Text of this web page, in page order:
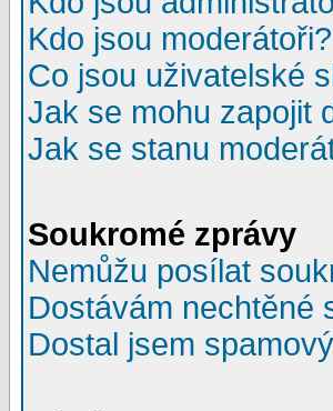
Kdo jsou moderátoři?
Co jsou uživatelské
Jak se mohu zapojit
Jak se stanu
Soukromé zprávy
Nemůžu posílat
Dostávám nechtěné
Dostal jsem